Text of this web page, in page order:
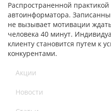
Распространенной
автоинформатора.
не вызывает мотивации
человека 40 минут.
клиенту становится путем к
конкурентами.
Акции
Новости